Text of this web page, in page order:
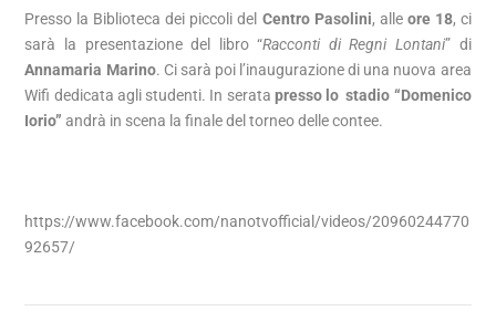
Presso la Biblioteca dei piccoli del Centro Pasolini, alle ore 18, ci
sarà la presentazione del libro “Racconti di Regni Lontani” di
Annamaria Marino. Ci sarà poi l’inaugurazione di una nuova area
Wifi dedicata agli studenti. In serata presso lo stadio “Domenico
Iorio” andrà in scena la finale del torneo delle contee.
https://www.facebook.com/nanotvofficial/videos/20960244770
92657/